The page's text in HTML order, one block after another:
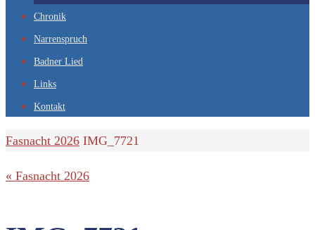
Chronik
Narrenspruch
Badner Lied
Links
Kontakt
Start
Fasnacht 2026 IMG_7721
« Fasnacht 2026